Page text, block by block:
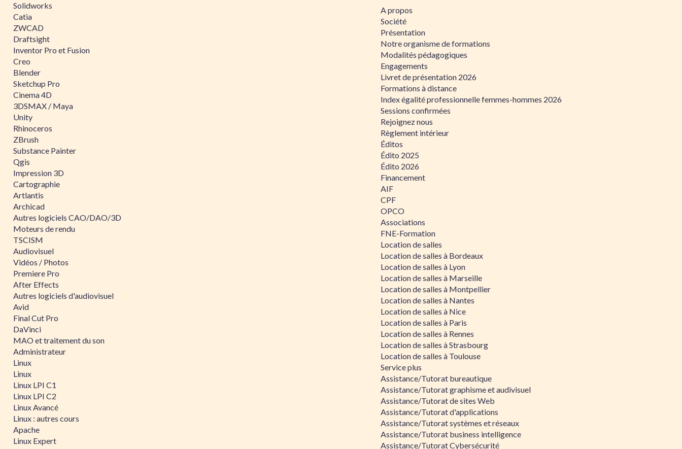
Solidworks
Catia
ZWCAD
Draftsight
Inventor Pro et Fusion
Creo
Blender
Sketchup Pro
Cinema 4D
3DSMAX / Maya
Unity
Rhinoceros
ZBrush
Substance Painter
Qgis
Impression 3D
Cartographie
Artlantis
Archicad
Autres logiciels CAO/DAO/3D
Moteurs de rendu
TSCISM
Audiovisuel
Vidéos / Photos
Premiere Pro
After Effects
Autres logiciels d'audiovisuel
Avid
Final Cut Pro
DaVinci
MAO et traitement du son
Administrateur
Linux
Linux
Linux LPI C1
Linux LPI C2
Linux Avancé
Linux : autres cours
Apache
Linux Expert
A propos
Société
Présentation
Notre organisme de formations
Modalités pédagogiques
Engagements
Livret de présentation 2026
Formations à distance
Index égalité professionnelle femmes-hommes 2026
Sessions confirmées
Rejoignez nous
Règlement intérieur
Éditos
Édito 2025
Édito 2026
Financement
AIF
CPF
OPCO
Associations
FNE-Formation
Location de salles
Location de salles à Bordeaux
Location de salles à Lyon
Location de salles à Marseille
Location de salles à Montpellier
Location de salles à Nantes
Location de salles à Nice
Location de salles à Paris
Location de salles à Rennes
Location de salles à Strasbourg
Location de salles à Toulouse
Service plus
Assistance/Tutorat bureautique
Assistance/Tutorat graphisme et audivisuel
Assistance/Tutorat de sites Web
Assistance/Tutorat d'applications
Assistance/Tutorat systèmes et réseaux
Assistance/Tutorat business intelligence
Assistance/Tutorat Cybersécurité